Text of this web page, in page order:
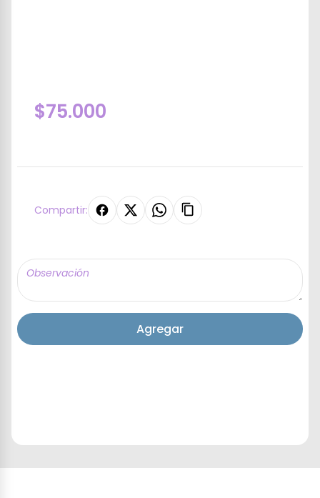
$75.000
Compartir:
Agregar